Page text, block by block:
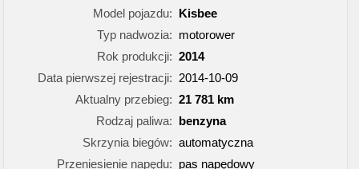
Model pojazdu: Kisbee
Typ nadwozia: motorower
Rok produkcji: 2014
Data pierwszej rejestracji: 2014-10-09
Aktualny przebieg: 21 781 km
Rodzaj paliwa: benzyna
Skrzynia biegów: automatyczna
Przeniesienie napędu: pas napędowy